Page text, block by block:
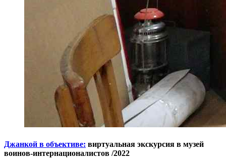
Джанкой в объективе: виртуальная экскурсия в музей
воинов-интернационалистов /2022